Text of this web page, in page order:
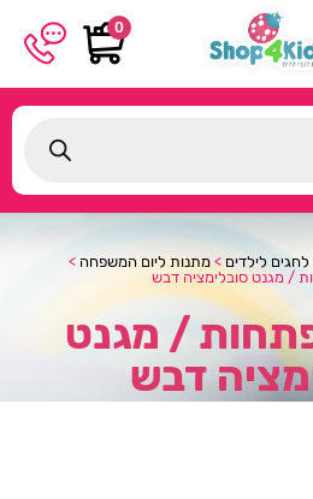
0
לילדים > מתנות ליום המשפחה >
/ מגנט סובלימציה דבש
/ מגנט
דבש